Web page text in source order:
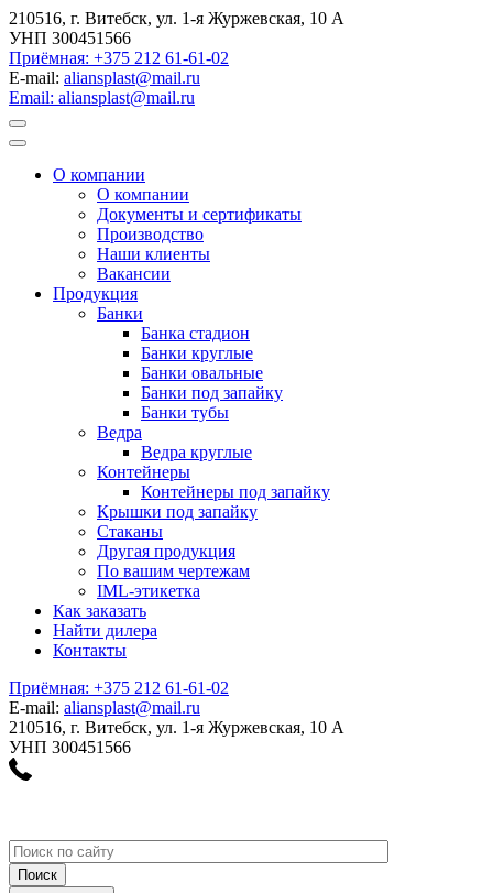
210516, г. Витебск, ул. 1-я Журжевская, 10 А
УНП 300451566
Приёмная: +375 212 61-61-02
E-mail: aliansplast@mail.ru
Email: aliansplast@mail.ru
О компании
О компании
Документы и сертификаты
Производство
Наши клиенты
Вакансии
Продукция
Банки
Банка стадион
Банки круглые
Банки овальные
Банки под запайку
Банки тубы
Ведра
Ведра круглые
Контейнеры
Контейнеры под запайку
Крышки под запайку
Стаканы
Другая продукция
По вашим чертежам
IML-этикетка
Как заказать
Найти дилера
Контакты
Приёмная: +375 212 61-61-02
E-mail: aliansplast@mail.ru
210516, г. Витебск, ул. 1-я Журжевская, 10 А
УНП 300451566